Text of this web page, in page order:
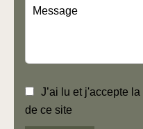
J’ai lu et j'accepte la
de ce site